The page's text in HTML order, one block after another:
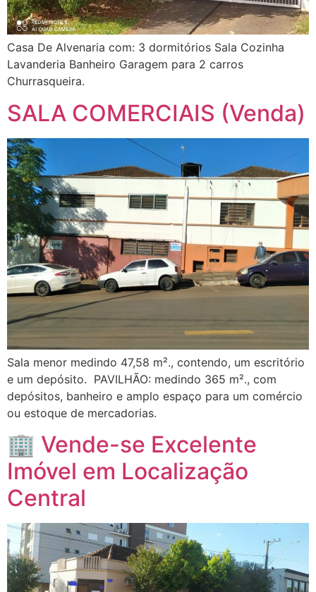
Casa De Alvenaria com: 3 dormitórios Sala Cozinha
Lavanderia Banheiro Garagem para 2 carros
Churrasqueira.
SALA COMERCIAIS (Venda)
Sala menor medindo 47,58 m²., contendo, um escritório
e um depósito. PAVILHÃO: medindo 365 m²., com
depósitos, banheiro e amplo espaço para um comércio
ou estoque de mercadorias.
🏢 Vende-se Excelente
Imóvel em Localização
Central